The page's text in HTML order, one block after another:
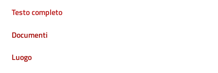
Testo completo
Documenti
Luogo